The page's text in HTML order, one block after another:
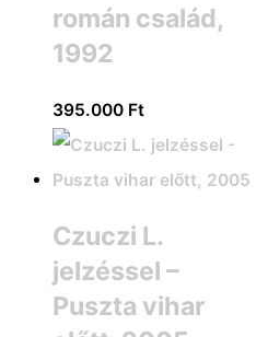
román család,
1992
395.000 Ft
Czuczi L.
jelzéssel –
Puszta vihar